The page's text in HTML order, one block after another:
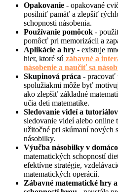
Opakovanie - opakované
posilniť pamäť a zlepšiť
schopnosti násobenia.
Používanie pomôcok -
pomôcť pri memorizácii a
Aplikácie a hry - existuje
hier, ktoré sú zábavné a
násobenie a naučiť sa
Skupinová práca - pracovať
spolužiakmi môže byť
ako zlepšiť základné
učia deti matematike.
Sledovanie videí a
sledovanie videí alebo
užitočné pri skúmaní nových
násobilky.
Výučba násobilky v
matematických schopností
efektívne stratégie,
matematických operácií.
Zábavné matematické hry